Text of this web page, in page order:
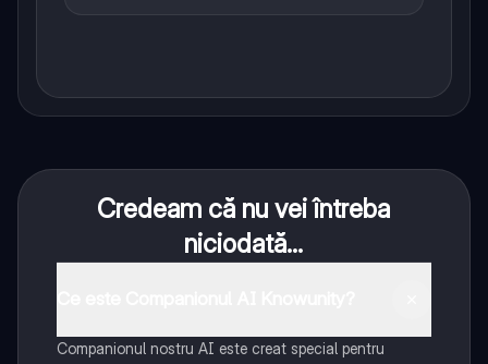
Credeam că nu vei întreba
niciodată...
Companionul nostru AI este creat special pentru